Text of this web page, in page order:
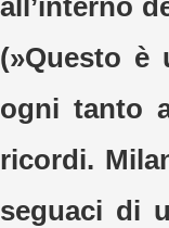
all’interno
(»Questo è
ogni tanto
ricordi.
seguaci di